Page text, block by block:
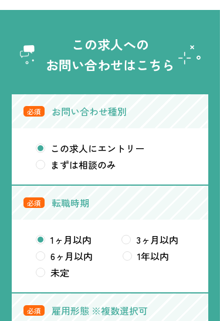
この求人への
お問い合わせはこちら
必須 お問い合わせ種別
この求人にエントリー
まずは相談のみ
必須 転職時期
1ヶ月以内
3ヶ月以内
6ヶ月以内
1年以内
未定
必須 雇用形態 ※複数選択可